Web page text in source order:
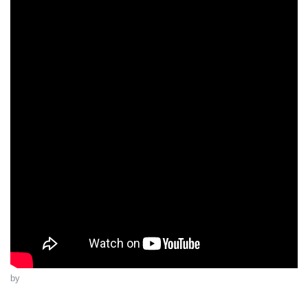
by